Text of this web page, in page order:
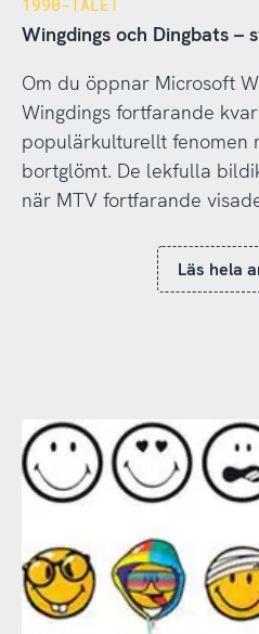
Wingdings och Dingbats –
Om du öppnar Microsoft
Wingdings fortfarande
populärkulturellt fenomen
bortglömt. De lekfulla
när MTV fortfarande
Läs hela